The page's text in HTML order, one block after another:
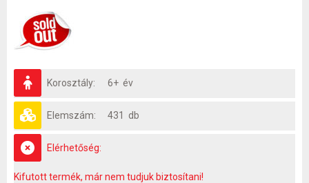
Korosztály: 6+ év
Elemszám: 431 db
Elérhetőség:
Kifutott termék, már nem tudjuk biztosítani!